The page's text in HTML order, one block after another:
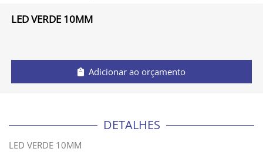
LED VERDE 10MM
Adicionar ao orçamento
DETALHES
LED VERDE 10MM